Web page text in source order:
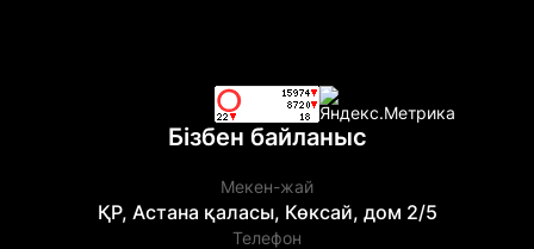
Бізбен байланыс
Мекен-жай
ҚР, Астана қаласы, Көксай, дом 2/5
Телефон